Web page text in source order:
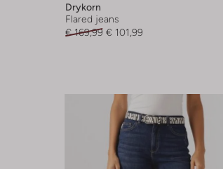
Drykorn
Flared jeans
€ 169,99 € 101,99